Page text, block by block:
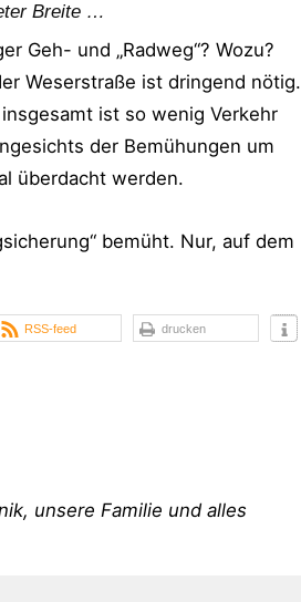
Breite …
Geh- und „Radweg“? Wozu?
Weserstraße ist dringend nötig.
ist so wenig Verkehr
der Bemühungen um
überdacht werden.
bemüht. Nur, auf dem
RSS-feed drucken
unsere Familie und alles